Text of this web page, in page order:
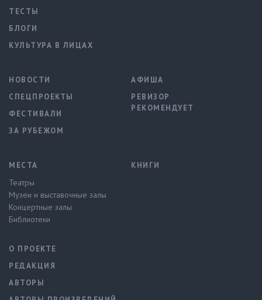
ТЕСТЫ
БЛОГИ
КУЛЬТУРА В ЛИЦАХ
НОВОСТИ
СПЕЦПРОЕКТЫ
ФЕСТИВАЛИ
ЗА РУБЕЖОМ
АФИША
РЕВИЗОР
РЕКОМЕНДУЕТ
МЕСТА
Театры
Музеи и выставочные залы
Концертные залы
Библиотеки
КНИГИ
О ПРОЕКТЕ
РЕДАКЦИЯ
АВТОРЫ